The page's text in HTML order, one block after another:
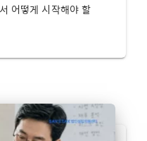
어떻게 시작해야 할